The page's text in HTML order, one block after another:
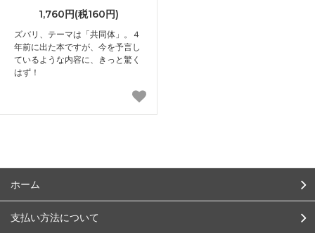
1,760円(税160円)
ズバリ、テーマは「共同体」。４
年前に出た本ですが、今を予言し
ているような内容に、きっと驚く
はず！
ホーム
支払い方法について